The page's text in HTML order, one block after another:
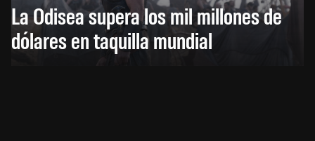
La Odisea supera los mil millones de
dólares en taquilla mundial